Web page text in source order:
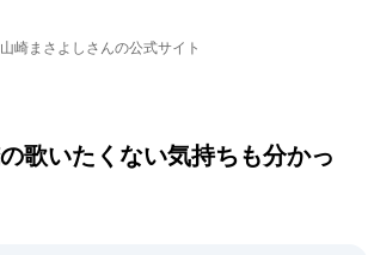
山崎まさよしさんの公式サイト
の歌いたくない気持ちも分かっ